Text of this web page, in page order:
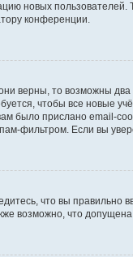
новых
конференции.
верны, то возможны
чтобы все новые
было прислано email-
фильтром. Если вы
что вы
возможно, что